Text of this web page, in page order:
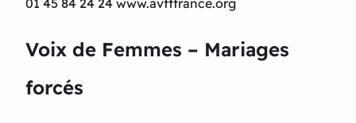
01 45 84 24 24 www.avftfrance.org
Voix de Femmes – Mariages
forcés